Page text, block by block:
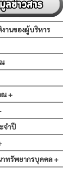
านของผู้บริหาร
ณ +
จำปี
ทรัพยากรบุคคล +